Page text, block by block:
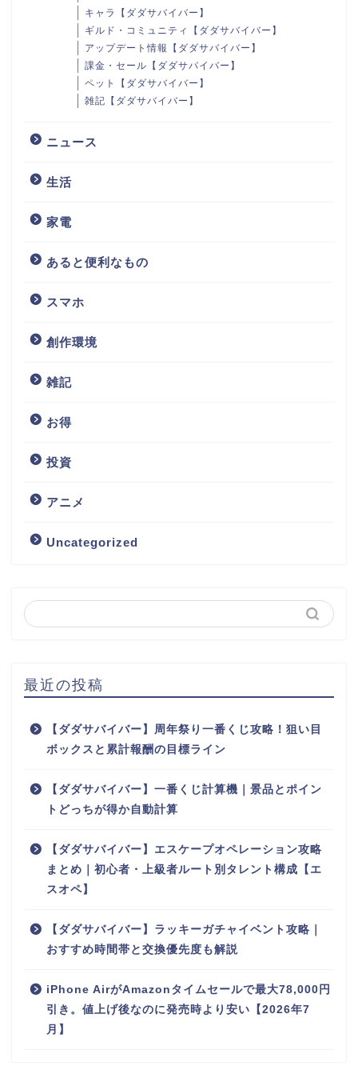
キャラ【ダダサバイバー】
ギルド・コミュニティ【ダダサバイバー】
アップデート情報【ダダサバイバー】
課金・セール【ダダサバイバー】
ペット【ダダサバイバー】
雑記【ダダサバイバー】
ニュース
生活
家電
あると便利なもの
スマホ
創作環境
雑記
お得
投資
アニメ
Uncategorized
最近の投稿
【ダダサバイバー】周年祭り一番くじ攻略！狙い目
ボックスと累計報酬の目標ライン
【ダダサバイバー】一番くじ計算機｜景品とポイン
トどっちが得か自動計算
【ダダサバイバー】エスケープオペレーション攻略
まとめ｜初心者・上級者ルート別タレント構成【エ
スオペ】
【ダダサバイバー】ラッキーガチャイベント攻略｜
おすすめ時間帯と交換優先度も解説
iPhone AirがAmazonタイムセールで最大78,000円
引き。値上げ後なのに発売時より安い【2026年7
月】